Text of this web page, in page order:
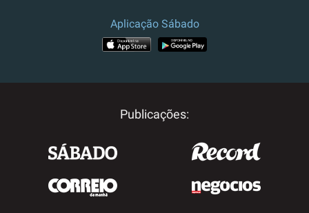
Aplicação Sábado
Publicações: